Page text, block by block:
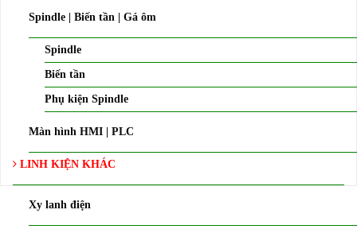
Spindle | Biến tần | Gá ôm
Spindle
Biến tần
Phụ kiện Spindle
Màn hình HMI | PLC
LINH KIỆN KHÁC
Xy lanh điện